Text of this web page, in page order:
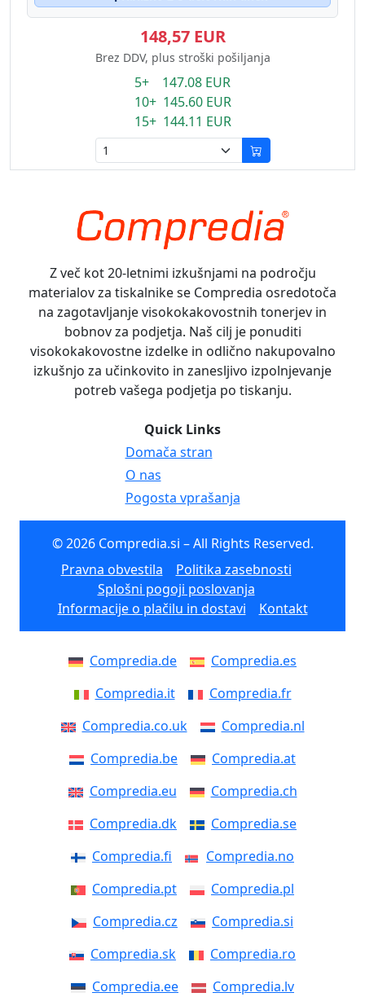
148,57 EUR
Brez DDV, plus stroški pošiljanja
5+ 147.08 EUR
10+ 145.60 EUR
15+ 144.11 EUR
Z več kot 20-letnimi izkušnjami na področju
materialov za tiskalnike se Compredia osredotoča
na zagotavljanje visokokakovostnih tonerjev in
bobnov za podjetja. Naš cilj je ponuditi
visokokakovostne izdelke in odlično nakupovalno
izkušnjo za učinkovito in zanesljivo izpolnjevanje
potreb vašega podjetja po tiskanju.
Quick Links
Domača stran
O nas
Pogosta vprašanja
© 2026 Compredia.si – All Rights Reserved.
Pravna obvestila
Politika zasebnosti
Splošni pogoji poslovanja
Informacije o plačilu in dostavi
Kontakt
Compredia.de
Compredia.es
Compredia.it
Compredia.fr
Compredia.co.uk
Compredia.nl
Compredia.be
Compredia.at
Compredia.eu
Compredia.ch
Compredia.dk
Compredia.se
Compredia.fi
Compredia.no
Compredia.pt
Compredia.pl
Compredia.cz
Compredia.si
Compredia.sk
Compredia.ro
Compredia.ee
Compredia.lv